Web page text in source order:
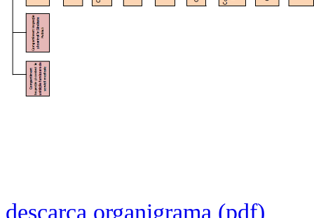
descarca organigrama (pdf)